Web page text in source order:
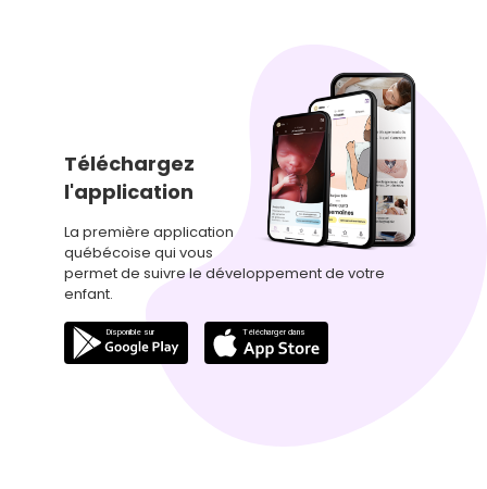
Téléchargez
l'application
La première application
québécoise qui vous
permet de suivre le développement de votre
enfant.